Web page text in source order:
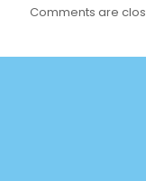
Comments are